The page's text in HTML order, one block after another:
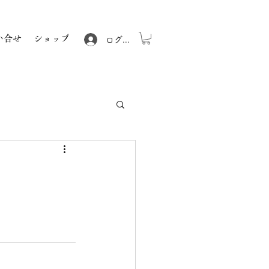
合せ ショップ ログイン